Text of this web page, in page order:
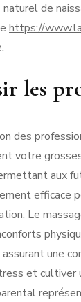
naturel de
https://
les
des
votre
aux
efficace
Le
assurant une
et cultiver